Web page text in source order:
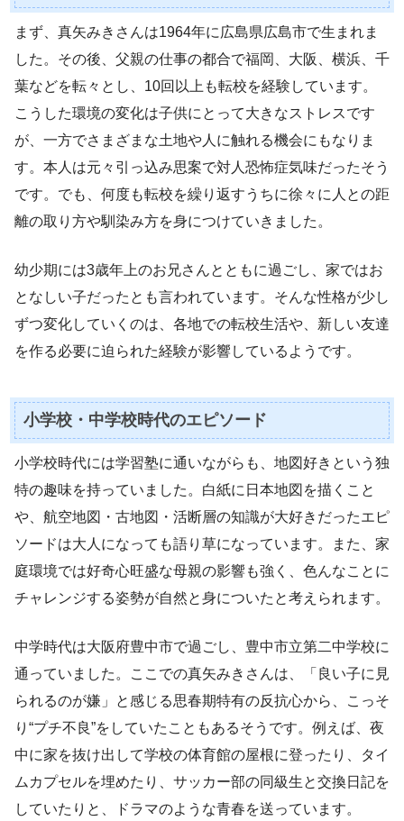
まず、真矢みきさんは1964年に広島県広島市で生まれま
した。その後、父親の仕事の都合で福岡、大阪、横浜、千
葉などを転々とし、10回以上も転校を経験しています。
こうした環境の変化は子供にとって大きなストレスです
が、一方でさまざまな土地や人に触れる機会にもなりま
す。本人は元々引っ込み思案で対人恐怖症気味だったそう
です。でも、何度も転校を繰り返すうちに徐々に人との距
離の取り方や馴染み方を身につけていきました。
幼少期には3歳年上のお兄さんとともに過ごし、家ではお
となしい子だったとも言われています。そんな性格が少し
ずつ変化していくのは、各地での転校生活や、新しい友達
を作る必要に迫られた経験が影響しているようです。
小学校・中学校時代のエピソード
小学校時代には学習塾に通いながらも、地図好きという独
特の趣味を持っていました。白紙に日本地図を描くこと
や、航空地図・古地図・活断層の知識が大好きだったエピ
ソードは大人になっても語り草になっています。また、家
庭環境では好奇心旺盛な母親の影響も強く、色んなことに
チャレンジする姿勢が自然と身についたと考えられます。
中学時代は大阪府豊中市で過ごし、豊中市立第二中学校に
通っていました。ここでの真矢みきさんは、「良い子に見
られるのが嫌」と感じる思春期特有の反抗心から、こっそ
り“プチ不良”をしていたこともあるそうです。例えば、夜
中に家を抜け出して学校の体育館の屋根に登ったり、タイ
ムカプセルを埋めたり、サッカー部の同級生と交換日記を
していたりと、ドラマのような青春を送っています。